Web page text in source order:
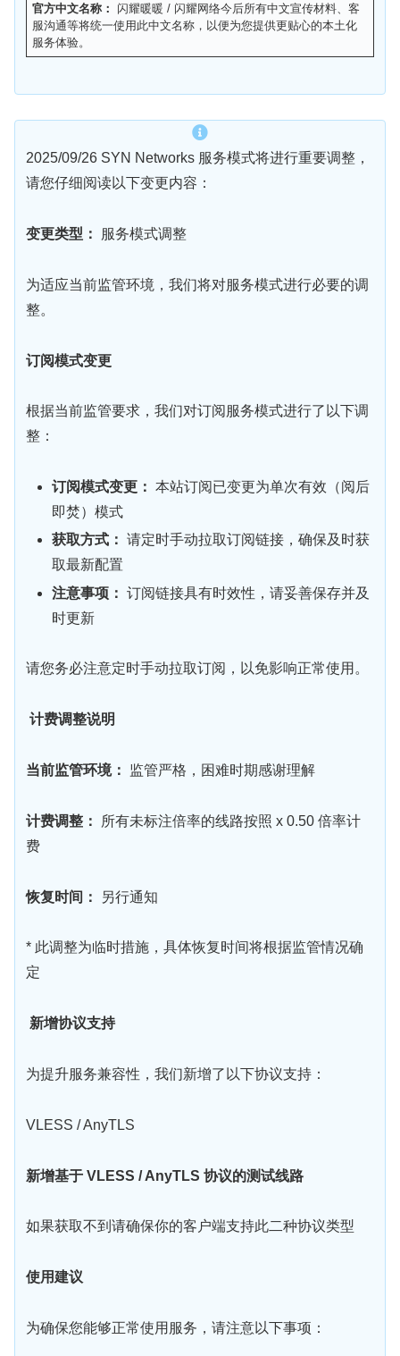
官方中文名称：
闪耀暖暖 / 闪耀网络今后所有中文宣传材料、客
服沟通等将统一使用此中文名称，以便为您提供更贴心的本土化
服务体验。
2025/09/26 SYN Networks 服务模式将进行重要调整，
请您仔细阅读以下变更内容：
变更类型： 服务模式调整
为适应当前监管环境，我们将对服务模式进行必要的调
整。
订阅模式变更
根据当前监管要求，我们对订阅服务模式进行了以下调
整：
订阅模式变更： 本站订阅已变更为单次有效（阅后
即焚）模式
获取方式： 请定时手动拉取订阅链接，确保及时获
取最新配置
注意事项： 订阅链接具有时效性，请妥善保存并及
时更新
请您务必注意定时手动拉取订阅，以免影响正常使用。
计费调整说明
当前监管环境： 监管严格，困难时期感谢理解
计费调整：
所有未标注倍率的线路按照 x 0.50 倍率计
费
恢复时间： 另行通知
* 此调整为临时措施，具体恢复时间将根据监管情况确
定
新增协议支持
为提升服务兼容性，我们新增了以下协议支持：
VLESS / AnyTLS
新增基于 VLESS / AnyTLS 协议的测试线路
如果获取不到请确保你的客户端支持此二种协议类型
使用建议
为确保您能够正常使用服务，请注意以下事项：